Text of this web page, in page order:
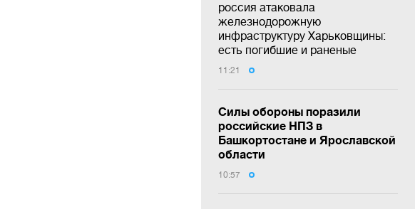
россия атаковала
железнодорожную
инфраструктуру Харьковщины:
есть погибшие и раненые
11:21
Силы обороны поразили
российские НПЗ в
Башкортостане и Ярославской
области
10:57